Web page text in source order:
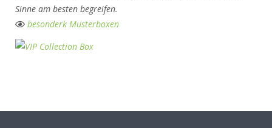
Sinne am besten begreifen.
besonderk Musterboxen